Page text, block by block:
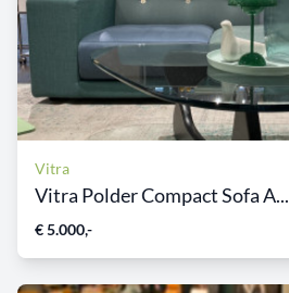
Vitra
Vitra Polder Compact Sofa A...
€ 5.000,-